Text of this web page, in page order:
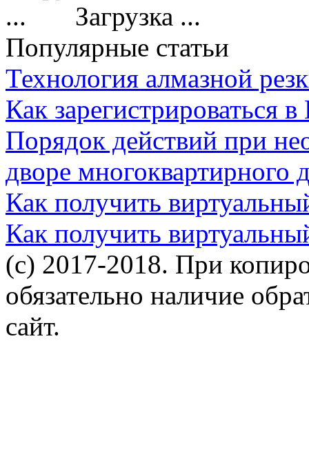
Загрузка ...
Популярные статьи
Технология алмазной
Как зарегистрироваться
Порядок действий при
дворе многоквартирного
Как получить
Как получить
(c) 2017-2018. При
обязательно наличие
сайт.